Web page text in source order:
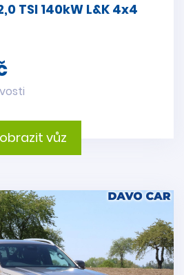
TSI 140kW L&K 4x4
vůz